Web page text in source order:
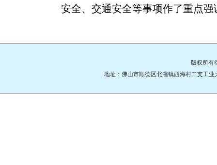
安全、交通安全等事项作了重点强
版权所有
地址：佛山市顺德区北滘镇西海村二支工